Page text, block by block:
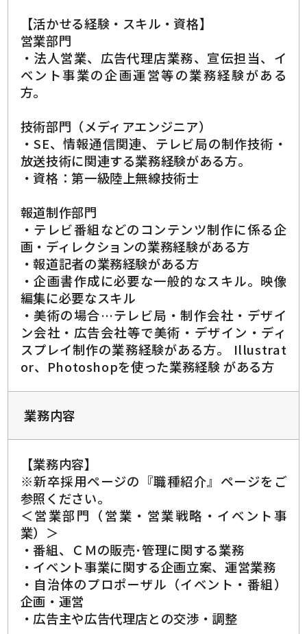
【活かせる経験・スキル・資格】
営業部門
・法人営業、広告代理店業務、宣伝担当、イ
ベント事業の企画運営等の業務経験がある
方。
技術部門（メディアエンジニア）
・SE、情報通信関連、テレビ局の制作技術・
放送技術に関連する業務経験がある方。
・資格：第一級陸上無線技術士
報道制作部門
・テレビ番組などのコンテンツ制作に係る企
画・ディレクションの業務経験がある方
・報道記者の業務経験がある方
・企画書作成に必要な一般的なスキル。映像
編集に必要なスキル
・美術の場合…テレビ局・制作会社・デザイ
ン会社・広告会社等で美術・デザイン・ディ
スプレイ制作の業務経験がある方。 Illustrat
or、Photoshopを使った業務経験 がある方
業務内容
【業務内容】
※新卒採用ページの『職種紹介』ページをご
参照ください。
＜営業部門（営業・営業戦略・イベント事
業）＞
・番組、ＣＭの販売･管理に関する業務
・イベント事業に関する企画立案、運営業務
・自治体のプロポーザル（イベント・番組）
企画・運営
・広告主や広告代理店との交渉・調整